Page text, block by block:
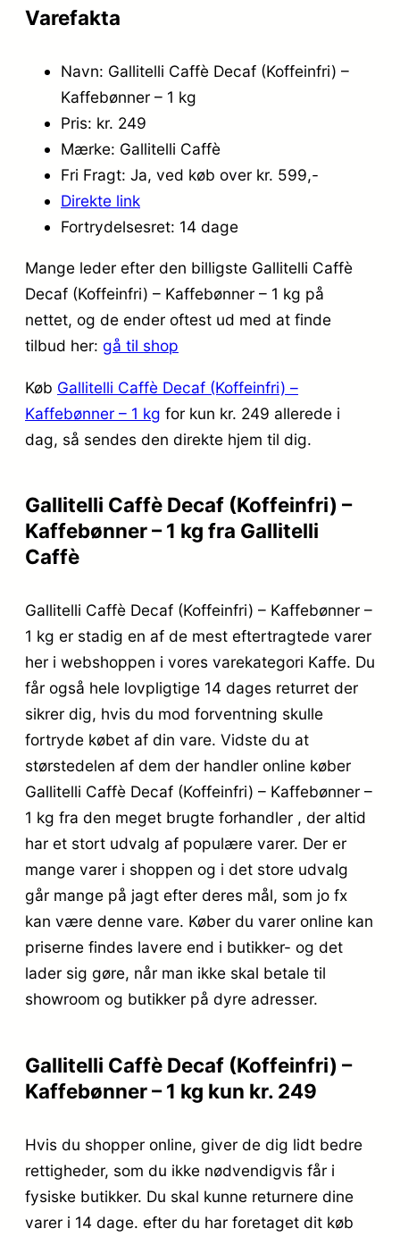
Varefakta
Navn: Gallitelli Caffè Decaf (Koffeinfri) –
Kaffebønner – 1 kg
Pris: kr. 249
Mærke: Gallitelli Caffè
Fri Fragt: Ja, ved køb over kr. 599,-
Direkte link
Fortrydelsesret: 14 dage
Mange leder efter den billigste Gallitelli Caffè
Decaf (Koffeinfri) – Kaffebønner – 1 kg på
nettet, og de ender oftest ud med at finde
tilbud her: gå til shop
Køb Gallitelli Caffè Decaf (Koffeinfri) –
Kaffebønner – 1 kg for kun kr. 249 allerede i
dag, så sendes den direkte hjem til dig.
Gallitelli Caffè Decaf (Koffeinfri) –
Kaffebønner – 1 kg fra Gallitelli
Caffè
Gallitelli Caffè Decaf (Koffeinfri) – Kaffebønner –
1 kg er stadig en af de mest eftertragtede varer
her i webshoppen i vores varekategori Kaffe. Du
får også hele lovpligtige 14 dages returret der
sikrer dig, hvis du mod forventning skulle
fortryde købet af din vare. Vidste du at
størstedelen af dem der handler online køber
Gallitelli Caffè Decaf (Koffeinfri) – Kaffebønner –
1 kg fra den meget brugte forhandler , der altid
har et stort udvalg af populære varer. Der er
mange varer i shoppen og i det store udvalg
går mange på jagt efter deres mål, som jo fx
kan være denne vare. Køber du varer online kan
priserne findes lavere end i butikker- og det
lader sig gøre, når man ikke skal betale til
showroom og butikker på dyre adresser.
Gallitelli Caffè Decaf (Koffeinfri) –
Kaffebønner – 1 kg kun kr. 249
Hvis du shopper online, giver de dig lidt bedre
rettigheder, som du ikke nødvendigvis får i
fysiske butikker. Du skal kunne returnere dine
varer i 14 dage. efter du har foretaget dit køb